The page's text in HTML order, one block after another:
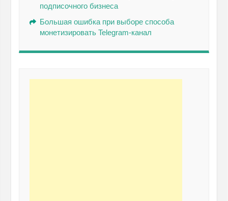
подписочного бизнеса
Большая ошибка при выборе способа
монетизировать Telegram-канал